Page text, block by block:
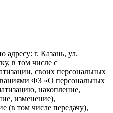
г. Казань, ул.
в том числе с
своих персональных
ФЗ «О персональных
накопление,
изменение),
(в том числе передачу),